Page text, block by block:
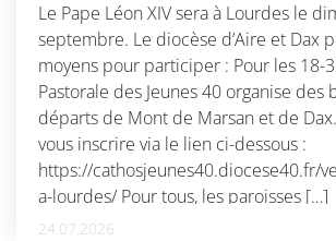
Le Pape Léon XIV sera à Lourdes le
septembre. Le diocèse d’Aire et Dax
moyens pour participer : Pour les 18-
Pastorale des Jeunes 40 organise des
départs de Mont de Marsan et de
vous inscrire via le lien ci-dessous :
https://cathosjeunes40.diocese40.fr/
a-lourdes/ Pour tous, les paroisses […]
24.07.2026